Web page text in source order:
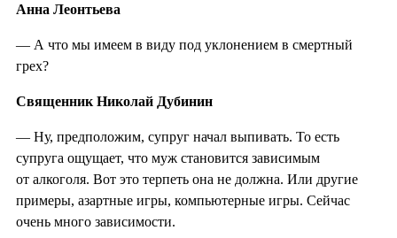
Анна Леонтьева
— А что мы имеем в виду под уклонением в смертный
грех?
Священник Николай Дубинин
— Ну, предположим, супруг начал выпивать. То есть
супруга ощущает, что муж становится зависимым
от алкоголя. Вот это терпеть она не должна. Или другие
примеры, азартные игры, компьютерные игры. Сейчас
очень много зависимости.